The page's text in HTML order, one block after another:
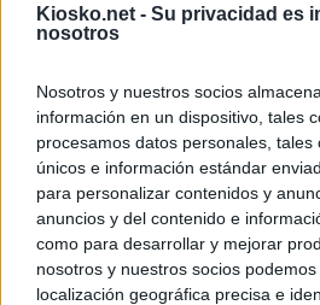
Kiosko.net - Su privacidad es
nosotros
Nosotros y nuestros socios
información en un dispositivo, tales
procesamos datos personales, tales
únicos e información estándar
para personalizar contenidos y
anuncios y del contenido e
como para desarrollar y mejorar
nosotros y nuestros socios
localización geográfica precisa e